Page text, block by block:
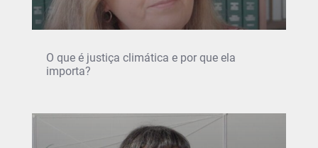
O que é justiça climática e por que ela
importa?